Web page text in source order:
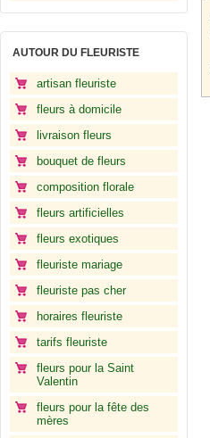
AUTOUR DU FLEURISTE
artisan fleuriste
fleurs à domicile
livraison fleurs
bouquet de fleurs
composition florale
fleurs artificielles
fleurs exotiques
fleuriste mariage
fleuriste pas cher
horaires fleuriste
tarifs fleuriste
fleurs pour la Saint
Valentin
fleurs pour la fête des
mères